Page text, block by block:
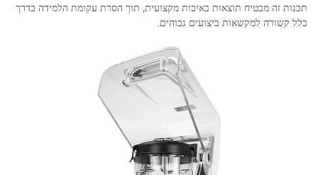
תכנות זה מבטיח תוצאות באיכות מקצועית, תוך הסרת עקומת הלמידה בדרך
כלל קשורה למקשאות ביצועים גבוהים.